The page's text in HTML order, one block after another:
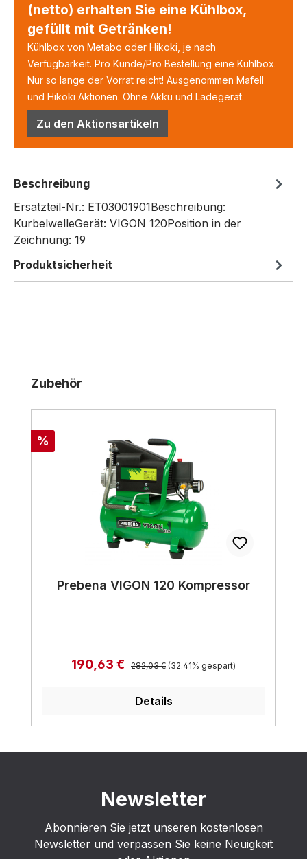
(netto) erhalten Sie eine Kühlbox,
gefüllt mit Getränken!
Kühlbox von Metabo oder Hikoki, je nach
Verfügbarkeit. Pro Kunde/Pro Bestellung eine Kühlbox.
Nur so lange der Vorrat reicht! Ausgenommen Mafell
und Hikoki Aktionen. Ohne Akku und Ladegerät.
Zu den Aktionsartikeln
Beschreibung
Ersatzteil-Nr.: ET03001901Beschreibung:
KurbelwelleGerät: VIGON 120Position in der
Zeichnung: 19
Produktsicherheit
Produktgalerie überspringen
Zubehör
Rabatt
%
Prebena VIGON 120 Kompressor
Verkaufspreis:
190,63 € Regulärer Preis:
282,03 € (32.41% gespart)
Details
Newsletter
Abonnieren Sie jetzt unseren kostenlosen
Newsletter und verpassen Sie keine Neuigkeit